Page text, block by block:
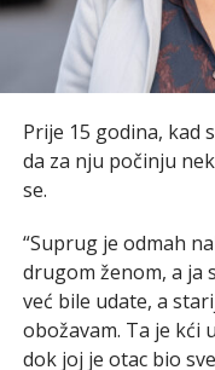
Prije 15 godina, kad
da za nju počinju
se.
“Suprug je odmah
drugom ženom, a ja
već bile udate, a
obožavam. Ta je kći
dok joj je otac bio